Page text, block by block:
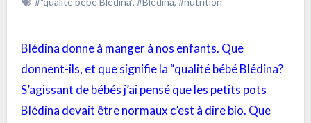
Blédina donne à manger à nos enfants. Que
donnent-ils, et que signifie la “qualité bébé Blédina?
S’agissant de bébés j’ai pensé que les petits pots
Blédina devait être normaux c’est à dire bio. Que